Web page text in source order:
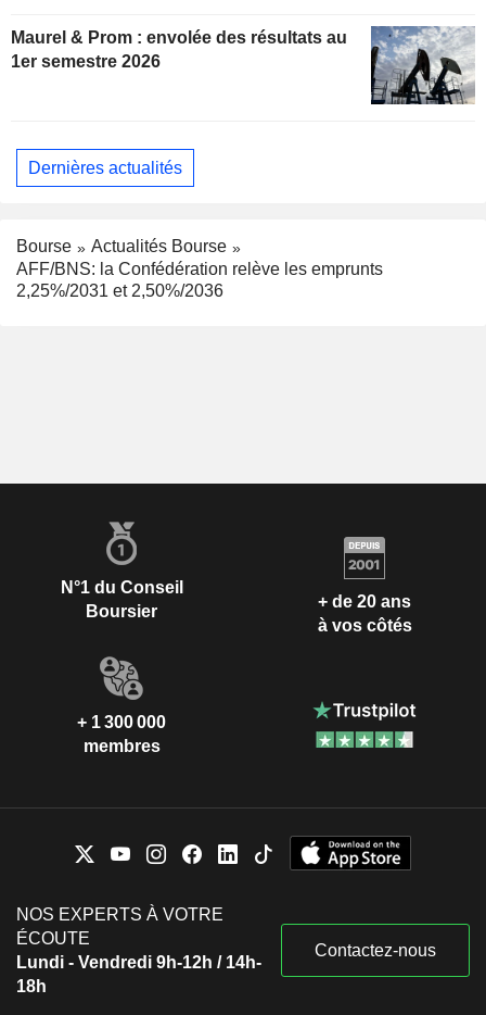
Maurel & Prom : envolée des résultats au
1er semestre 2026
Dernières actualités
Bourse
Actualités Bourse
AFF/BNS: la Confédération relève les emprunts
2,25%/2031 et 2,50%/2036
N°1 du Conseil
Boursier
+ de 20 ans
à vos côtés
+ 1 300 000
membres
NOS EXPERTS À VOTRE
ÉCOUTE
Lundi - Vendredi 9h-12h / 14h-
18h
Contactez-nous